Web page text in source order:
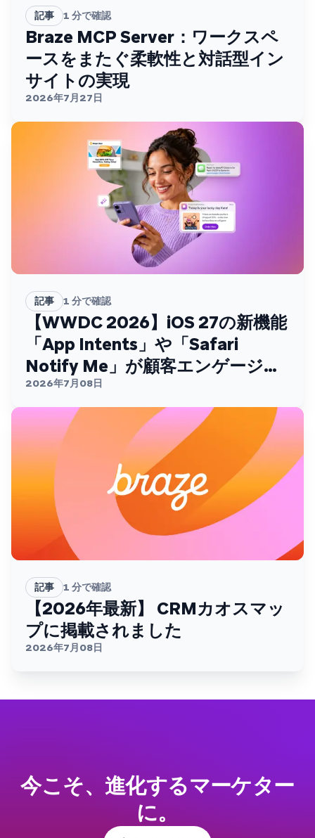
記事 1 分で確認
Braze MCP Server：ワークスペ
ースをまたぐ柔軟性と対話型イン
サイトの実現
2026年7月27日
記事 1 分で確認
【WWDC 2026】iOS 27の新機能
「App Intents」や「Safari
Notify Me」が顧客エンゲージメ
ントを変える
2026年7月08日
記事 1 分で確認
【2026年最新】 CRMカオスマッ
プに掲載されました
2026年7月08日
今こそ、進化するマーケター
に。